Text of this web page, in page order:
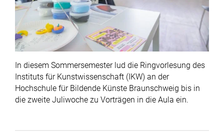
In diesem Sommersemester lud die Ringvorlesung des
Instituts für Kunstwissenschaft (IKW) an der
Hochschule für Bildende Künste Braunschweig bis in
die zweite Juliwoche zu Vorträgen in die Aula ein.